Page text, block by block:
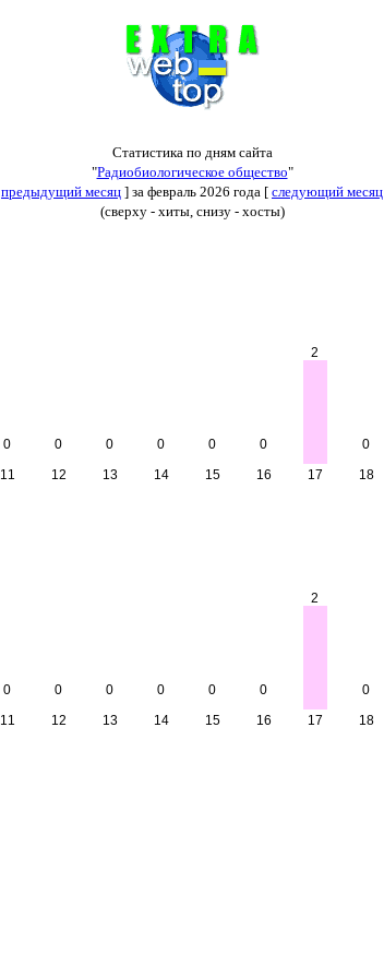
Статистика по дням сайта
"Радиобиологическое общество"
предыдущий месяц ] за февраль 2026 года [ следующий месяц
(сверху - хиты, снизу - хосты)
0
11
0
12
0
13
0
14
0
15
0
16
2
17
0
18
0
11
0
12
0
13
0
14
0
15
0
16
2
17
0
18